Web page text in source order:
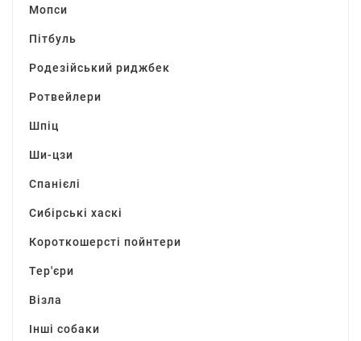
Мопси
Пітбуль
Родезійський риджбек
Ротвейлери
Шпіц
Ши-цзи
Спанієлі
Сибірські хаскі
Короткошерсті пойнтери
Тер'єри
Візла
Інші собаки